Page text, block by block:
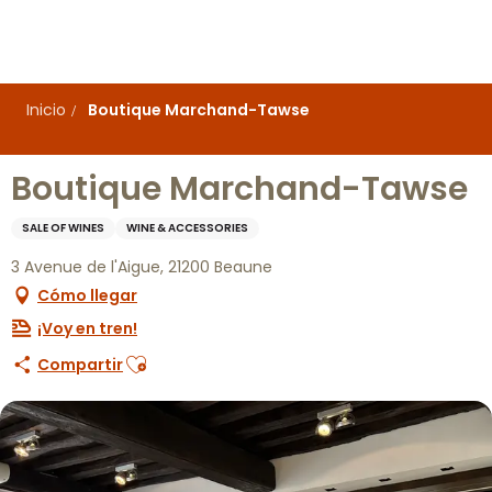
principal
Inicio
Boutique Marchand-Tawse
Boutique Marchand-Tawse
SALE OF WINES WINE & ACCESSORIES
3 Avenue de l'Aigue, 21200 Beaune
Cómo llegar
¡Voy en tren!
CompartirAjouter aux favoris